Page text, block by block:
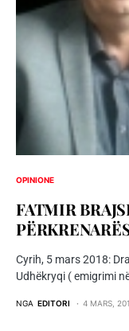
OPINIONE
FATMIR
Cyrih, 5 mars 2018:
Udhëkryqi ( emigrimi
NGA EDITORI 4 MARS,